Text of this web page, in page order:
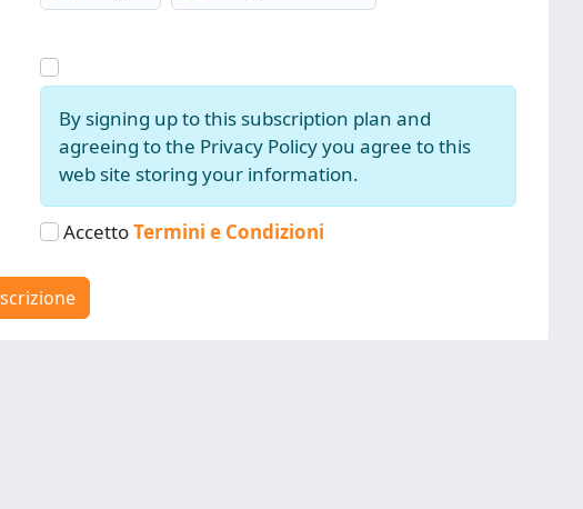
By signing up to this subscription plan and
agreeing to the Privacy Policy you agree to this
web site storing your information.
AccettoTermini e Condizioni